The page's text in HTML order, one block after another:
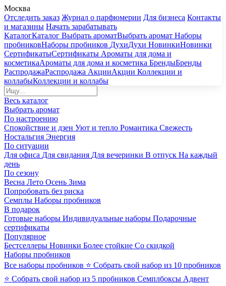
Москва
Отследить заказ Журнал о парфюмерии Для бизнеса Контакты
и магазины Начать зарабатывать
КаталогКаталог Выбрать ароматВыбрать аромат Наборы
пробниковНаборы пробников ДухиДухи НовинкиНовинки
СертификатыСертификаты Ароматы для дома и
косметикаАроматы для дома и косметика БрендыБренды
РаспродажаРаспродажа АкцииАкции Коллекции и
коллабыКоллекции и коллабы
Весь каталог
Выбрать аромат
По настроению
Спокойствие и дзен Уют и тепло Романтика Свежесть
Ностальгия Энергия
По ситуации
Для офиса Для свидания Для вечеринки В отпуск На каждый
день
По сезону
Весна Лето Осень Зима
Попробовать без риска
Семплы Наборы пробников
В подарок
Готовые наборы Индивидуальные наборы Подарочные
сертификаты
Популярное
Бестселлеры Новинки Более стойкие Со скидкой
Наборы пробников
Все наборы пробников ⭐ Собрать свой набор из 10 пробников
⭐ Собрать свой набор из 5 пробников Семплбоксы Адвент